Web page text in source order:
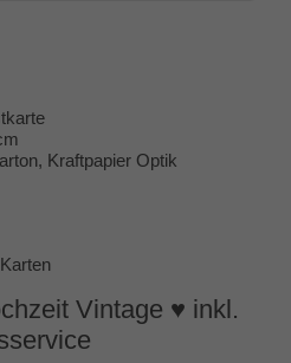
Kraftpapier Optik
Vintage ♥ inkl.